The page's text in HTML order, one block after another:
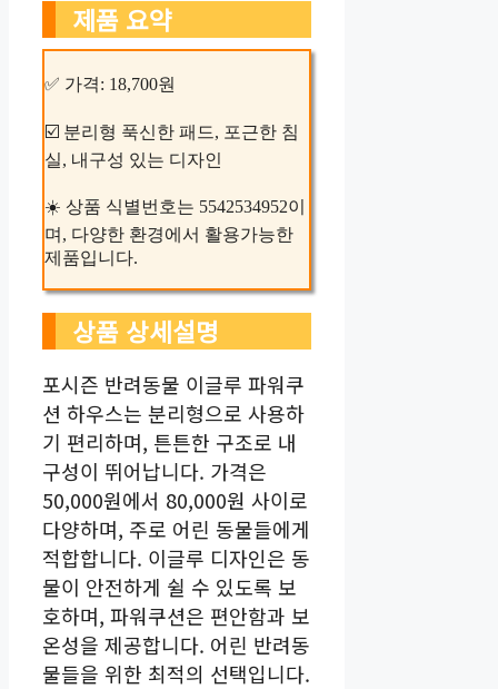
제품 요약
✅ 가격: 18,700원
☑️ 분리형 푹신한 패드, 포근한 침
실, 내구성 있는 디자인
☀️ 상품 식별번호는 5542534952이
며, 다양한 환경에서 활용가능한
제품입니다.
상품 상세설명
포시즌 반려동물 이글루 파워쿠
션 하우스는 분리형으로 사용하
기 편리하며, 튼튼한 구조로 내
구성이 뛰어납니다. 가격은
50,000원에서 80,000원 사이로
다양하며, 주로 어린 동물들에게
적합합니다. 이글루 디자인은 동
물이 안전하게 쉴 수 있도록 보
호하며, 파워쿠션은 편안함과 보
온성을 제공합니다. 어린 반려동
물들을 위한 최적의 선택입니다.